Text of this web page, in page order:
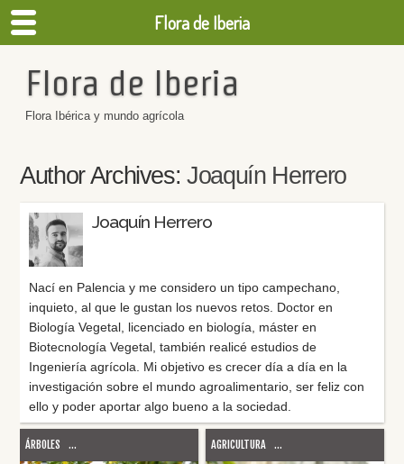
Flora de Iberia
Flora Ibérica y mundo agrícola
Author Archives:Joaquín Herrero
Joaquín Herrero
Nací en Palencia y me considero un tipo campechano,
inquieto, al que le gustan los nuevos retos. Doctor en
Biología Vegetal, licenciado en biología, máster en
Biotecnología Vegetal, también realicé estudios de
Ingeniería agrícola. Mi objetivo es crecer día a día en la
investigación sobre el mundo agroalimentario, ser feliz con
ello y poder aportar algo bueno a la sociedad.
ÁRBOLES ... AGRICULTURA ...
Flora de Iberia